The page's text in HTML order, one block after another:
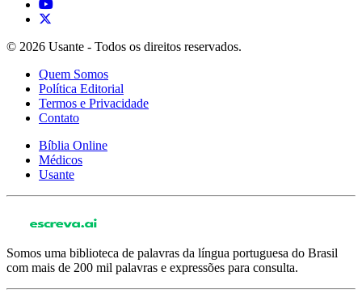
© 2026 Usante - Todos os direitos reservados.
Quem Somos
Política Editorial
Termos e Privacidade
Contato
Bíblia Online
Médicos
Usante
Somos uma biblioteca de palavras da língua portuguesa do Brasil
com mais de 200 mil palavras e expressões para consulta.